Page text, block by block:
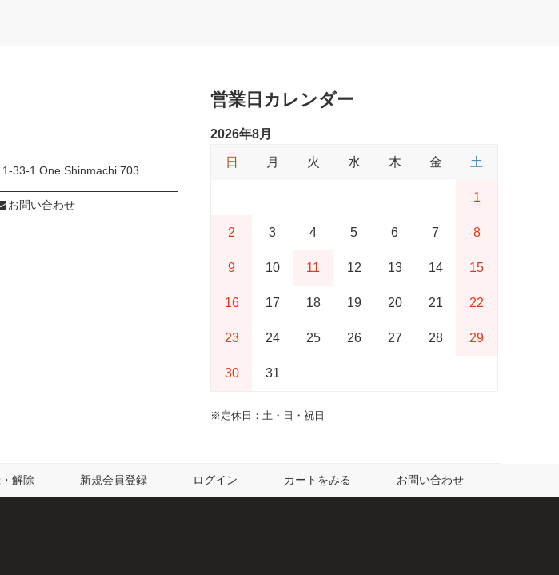
33-1 One Shinmachi 703
お問い合わせ
営業日カレンダー
2026年8月
日 月 火 水 木 金 土
1
2 3 4 5 6 7 8
9 10 11 12 13 14 15
16 17 18 19 20 21 22
23 24 25 26 27 28 29
30 31
※定休日：土・日・祝日
解除 新規会員登録 ログイン カートをみる お問い合わせ